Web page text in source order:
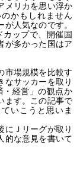
メリカを思い浮か
かもしれません
人気なのです。
ップで、開催国
が多かった国はア
市場規模を比較す
なサッカーを取り
・経営」の観点か
ます。この記事で
いこうと思いま
にＪリーグが取り
的な意見を書いて